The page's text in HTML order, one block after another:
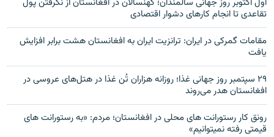
تقاعدی تا انجام کارهای دشوار اقتصادی
مقامات گمرکی در ایران: ترانزیت ایران به افغانستان هشت برابر افزایش
یافت
۲۹ سپتمبر روز جهانی غذا؛ روزانه هزاران تُن غذا در هتل‌های عروسی در
افغانستان هدر می‌روند
رونق کار رستورانت های محلی در افغانستان؛ مردم: «به رستورانت های
قیمتی رفته نمیتوانیم»